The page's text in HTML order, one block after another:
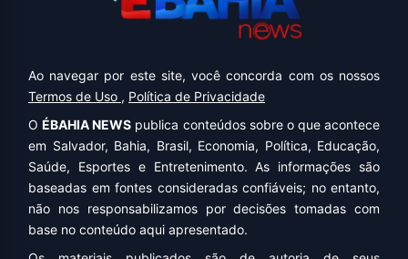
Ao navegar por este site, você concorda com os nossos
Termos de Uso , Política de Privacidade
OÉBAHIA NEWS publica conteúdos sobre o que acontece
em Salvador, Bahia, Brasil, Economia, Política, Educação,
Saúde, Esportes e Entretenimento. As informações são
baseadas em fontes consideradas confiáveis; no entanto,
não nos responsabilizamos por decisões tomadas com
base no conteúdo aqui apresentado.